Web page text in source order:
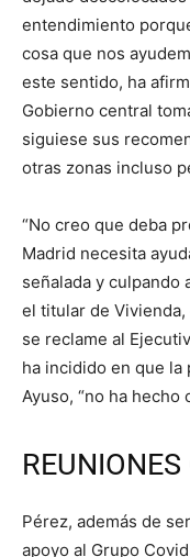
entendimiento
cosa que nos
este sentido, ha
Gobierno central
siguiese sus
otras zonas incluso
“No creo que deba
Madrid necesita
señalada y culpando
el titular de Vivienda,
se reclame al
ha incidido en que la
Ayuso, “no ha hecho
Pérez, además de
apoyo al Grupo